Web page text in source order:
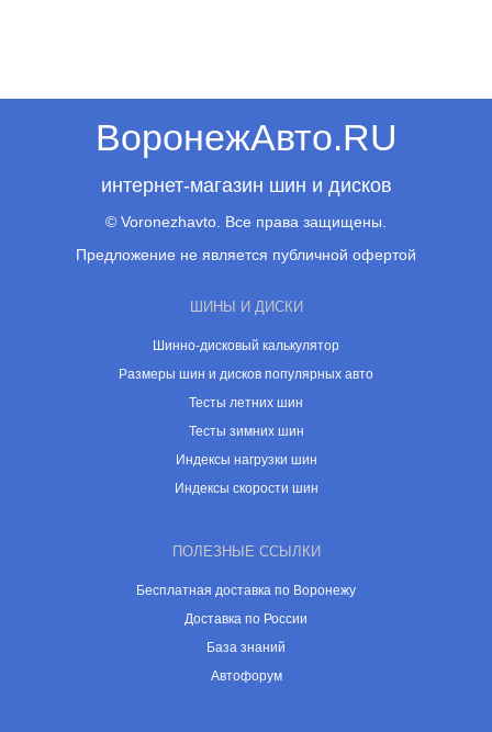
ВоронежАвто.RU
интернет-магазин шин и дисков
© Voronezhavto. Все права защищены.
Предложение не является публичной офертой
ШИНЫ И ДИСКИ
Шинно-дисковый калькулятор
Размеры шин и дисков популярных авто
Тесты летних шин
Тесты зимних шин
Индексы нагрузки шин
Индексы скорости шин
ПОЛЕЗНЫЕ ССЫЛКИ
Бесплатная доставка по Воронежу
Доставка по России
База знаний
Автофорум